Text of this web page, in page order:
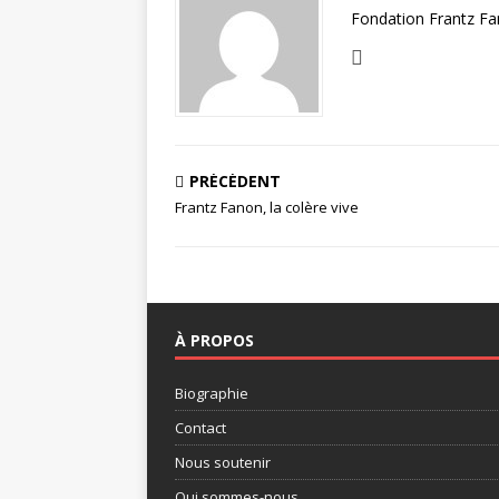
Fondation Frantz
PRÉCÉDENT
Frantz Fanon, la colère vive
À PROPOS
Biographie
Contact
Nous soutenir